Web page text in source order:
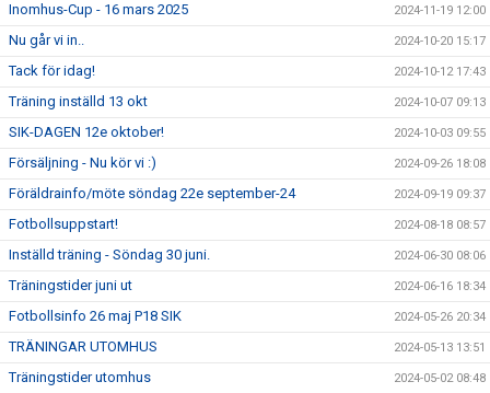
Inomhus-Cup - 16 mars 2025 2024-11-19 12:00
Nu går vi in.. 2024-10-20 15:17
Tack för idag! 2024-10-12 17:43
Träning inställd 13 okt 2024-10-07 09:13
SIK-DAGEN 12e oktober! 2024-10-03 09:55
Försäljning - Nu kör vi :) 2024-09-26 18:08
Föräldrainfo/möte söndag 22e september-24 2024-09-19 09:37
Fotbollsuppstart! 2024-08-18 08:57
Inställd träning - Söndag 30 juni. 2024-06-30 08:06
Träningstider juni ut 2024-06-16 18:34
Fotbollsinfo 26 maj P18 SIK 2024-05-26 20:34
TRÄNINGAR UTOMHUS 2024-05-13 13:51
Träningstider utomhus 2024-05-02 08:48